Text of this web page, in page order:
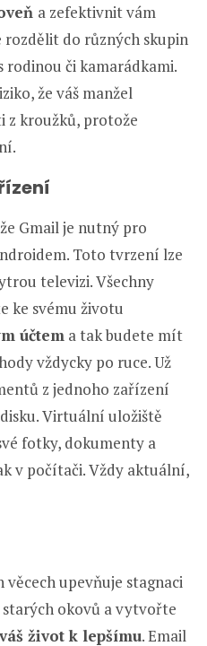
a zefektivnit vám
rozdělit do různých skupin
či kamarádkami.
že váš manžel
z kroužků, protože
Gmail je nutný pro
Toto tvrzení lze
televizi. Všechny
ke svému životu
účtem a tak budete mít
vždycky po ruce. Už
z jednoho zařízení
Virtuální uložiště
fotky, dokumenty a
v počítači. Vždy aktuální,
upevňuje stagnaci
starých okovů a vytvořte
život k lepšímu. Email